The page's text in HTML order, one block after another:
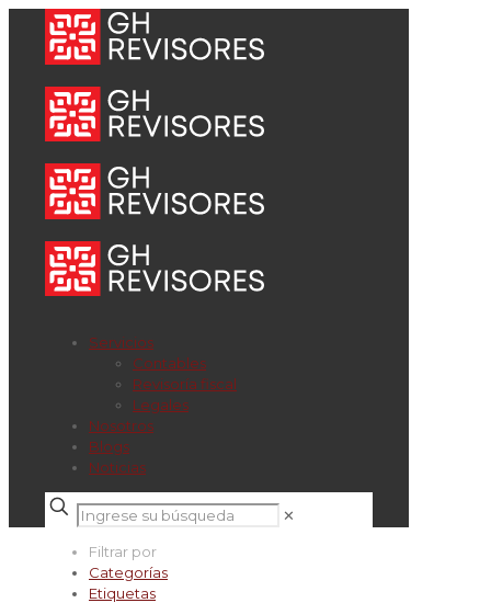
Servicios
Contables
Revisoría fiscal
Legales
Nosotros
Blogs
Noticias
✕
Filtrar por
Categorías
Etiquetas